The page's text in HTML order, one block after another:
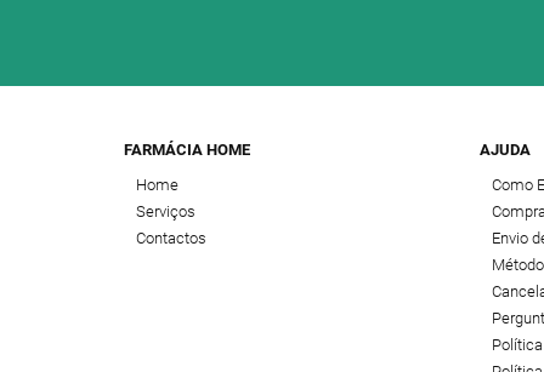
FARMÁCIA HOME
Home
Serviços
Contactos
AJUDA
Como
Envio